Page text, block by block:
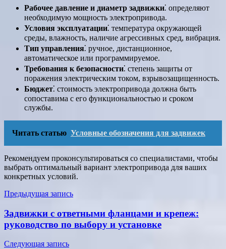
Рабочее давление и диаметр задвижки⁚ определяют
необходимую мощность электропривода.
Условия эксплуатации⁚ температура окружающей
среды, влажность, наличие агрессивных сред, вибрация.
Тип управления⁚ ручное, дистанционное,
автоматическое или программируемое.
Требования к безопасности⁚ степень защиты от
поражения электрическим током, взрывозащищенность.
Бюджет⁚ стоимость электропривода должна быть
сопоставима с его функциональностью и сроком
службы.
Читать статью Условные обозначения для задвижек
Рекомендуем проконсультироваться со специалистами, чтобы
выбрать оптимальный вариант электропривода для ваших
конкретных условий.
Навигация
по
записям
Предыдущая запись
Задвижки с ответными фланцами и крепеж:
руководство по выбору и установке
Следующая запись